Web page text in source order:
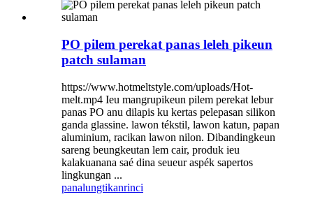
PO pilem perekat panas leleh pikeun
patch sulaman
https://www.hotmeltstyle.com/uploads/Hot-
melt.mp4 Ieu mangrupikeun pilem perekat lebur
panas PO anu dilapis ku kertas pelepasan silikon
ganda glassine. lawon tékstil, lawon katun, papan
aluminium, racikan lawon nilon. Dibandingkeun
sareng beungkeutan lem cair, produk ieu
kalakuanana saé dina seueur aspék sapertos
lingkungan ...
panalungtikanrinci